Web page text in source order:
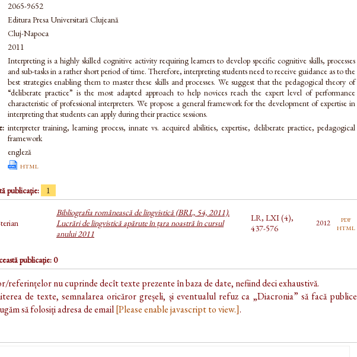
2065-9652
Editura Presa Universitară Clujeană
Cluj-Napoca
2011
Interpreting is a highly skilled cognitive activity requiring learners to develop specific cognitive skills, processes
and sub-tasks in a rather short period of time. Therefore, interpreting students need to receive guidance as to the
best strategies enabling them to master these skills and processes. We suggest that the pedagogical theory of
“deliberate practice” is the most adapted approach to help novices reach the expert level of performance
characteristic of professional interpreters. We propose a general framework for the development of expertise in
interpreting that students can apply during their practice sessions.
interpreter training, learning process, innate vs. acquired abilities, expertise, deliberate practice, pedagogical
framework
engleză
html
publicație: 1
Bibliografia românească de lingvistică (BRL, 54, 2011).
Lucrări de lingvistică apărute în țara noastră în cursul
anului 2011
LR, LXI (4),
437-576
2012 pdf
html
publicație: 0
referințelor nu cuprinde decît texte prezente în baza de date, nefiind deci exhaustivă.
de texte, semnalarea oricăror greșeli, și eventualul refuz ca „Diacronia” să facă publice
să folosiți adresa de email[Please enable javascript to view.].